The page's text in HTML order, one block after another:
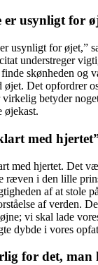
er usynligt for
usynligt for øjet,”
understreger
skønheden og
øjet. Det opfordrer
virkelig betyder
øjekast.
med
med hjertet. Det
ræven i den lille
af ​​at stole
af verden.
vi skal lade
dybde i vores
for det, man